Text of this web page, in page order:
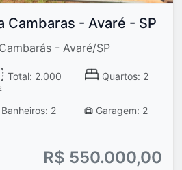
Cambaras - Avaré - SP
- Avaré/SP
Total: 2.000
Quartos: 2
2 Garagem: 2
R$ 550.000,00